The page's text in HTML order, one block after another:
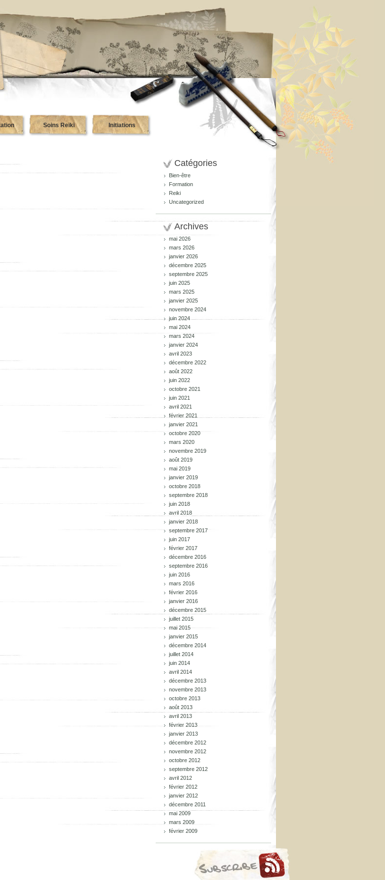
Soins Reiki Initiations
Catégories
Bien-être
Formation
Reiki
Uncategorized
Archives
mai 2026
mars 2026
janvier 2026
décembre 2025
septembre 2025
juin 2025
mars 2025
janvier 2025
novembre 2024
juin 2024
mai 2024
mars 2024
janvier 2024
avril 2023
décembre 2022
août 2022
juin 2022
octobre 2021
juin 2021
avril 2021
février 2021
janvier 2021
octobre 2020
mars 2020
novembre 2019
août 2019
mai 2019
janvier 2019
octobre 2018
septembre 2018
juin 2018
avril 2018
janvier 2018
septembre 2017
juin 2017
février 2017
décembre 2016
septembre 2016
juin 2016
mars 2016
février 2016
janvier 2016
décembre 2015
juillet 2015
mai 2015
janvier 2015
décembre 2014
juillet 2014
juin 2014
avril 2014
décembre 2013
novembre 2013
octobre 2013
août 2013
avril 2013
février 2013
janvier 2013
décembre 2012
novembre 2012
octobre 2012
septembre 2012
avril 2012
février 2012
janvier 2012
décembre 2011
mai 2009
mars 2009
février 2009